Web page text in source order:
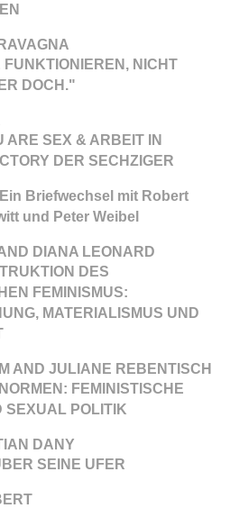
FUNKTIONIEREN, NICHT
DOCH."
ARE SEX & ARBEIT IN
DER SECHZIGER
Ein Briefwechsel mit Robert
und Peter Weibel
DIANA LEONARD
DES
FEMINISMUS:
MATERIALISMUS UND
AND JULIANE REBENTISCH
FEMINISTISCHE
SEXUAL POLITIK
DANY
SEINE UFER